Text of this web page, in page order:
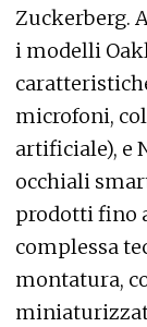
Zuckerberg.
i modelli
microfoni,
artificiale), e
occhiali
prodotti fino
complessa
montatura,